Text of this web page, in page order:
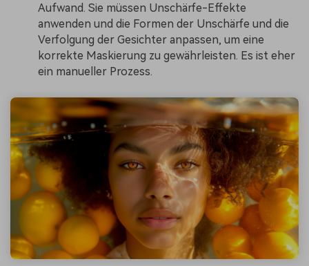
Aufwand. Sie müssen Unschärfe-Effekte
anwenden und die Formen der Unschärfe und die
Verfolgung der Gesichter anpassen, um eine
korrekte Maskierung zu gewährleisten. Es ist eher
ein manueller Prozess.